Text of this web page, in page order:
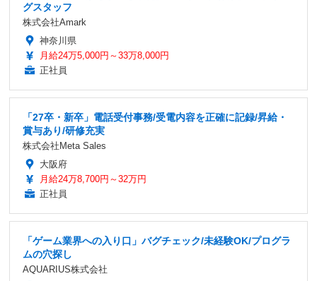
グスタッフ
株式会社Amark
神奈川県
月給24万5,000円～33万8,000円
正社員
「27卒・新卒」電話受付事務/受電内容を正確に記録/昇給・
賞与あり/研修充実
株式会社Meta Sales
大阪府
月給24万8,700円～32万円
正社員
「ゲーム業界への入り口」バグチェック/未経験OK/プログラ
ムの穴探し
AQUARIUS株式会社